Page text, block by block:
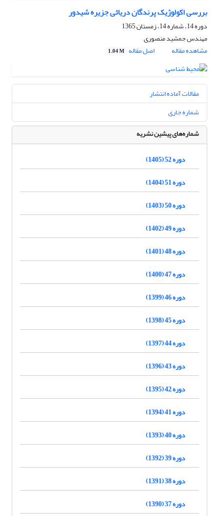
بررسی اکولوژیک پرندگان دریائی جزیره شیدور
دوره 14، شماره 14، زمستان 1365
مهندس جمشید منصوری
مشاهده مقاله
اصل مقاله 1.04 M
مقالات آماده انتشار
شماره جاری
شماره‌های پیشین نشریه
دوره 52 (1405)
دوره 51 (1404)
دوره 50 (1403)
دوره 49 (1402)
دوره 48 (1401)
دوره 47 (1400)
دوره 46 (1399)
دوره 45 (1398)
دوره 44 (1397)
دوره 43 (1396)
دوره 42 (1395)
دوره 41 (1394)
دوره 40 (1393)
دوره 39 (1392)
دوره 38 (1391)
دوره 37 (1390)